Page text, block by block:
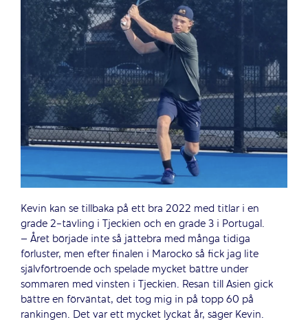
Kevin kan se tillbaka på ett bra 2022 med titlar i en
grade 2-tävling i Tjeckien och en grade 3 i Portugal.
– Året började inte så jättebra med många tidiga
förluster, men efter finalen i Marocko så fick jag lite
självförtroende och spelade mycket bättre under
sommaren med vinsten i Tjeckien. Resan till Asien gick
bättre en förväntat, det tog mig in på topp 60 på
rankingen. Det var ett mycket lyckat år, säger Kevin.